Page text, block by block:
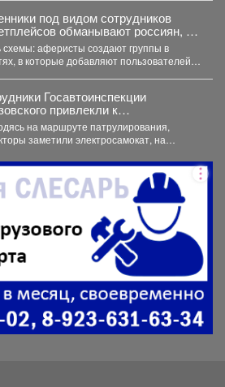
под видом сотрудников
обманывают россиян, у
скоро день рождения.
схемы: аферисты создают группы в
в которые добавляют пользователей в
Госавтоинспекции
привлекли к
водителя
который перевозил
на маршруте патрулирования,
заметили электросамокат, на